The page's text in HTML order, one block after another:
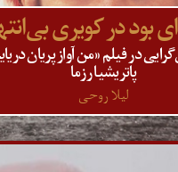
بود در کویری
در فیلم «من آواز پریان
پاتریشیا رزما
لیلا روحی